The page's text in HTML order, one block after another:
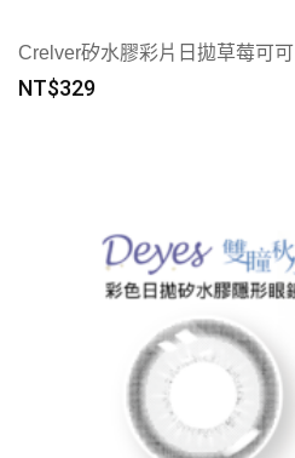
Crelver矽水膠彩片日拋草莓可可
NT$329